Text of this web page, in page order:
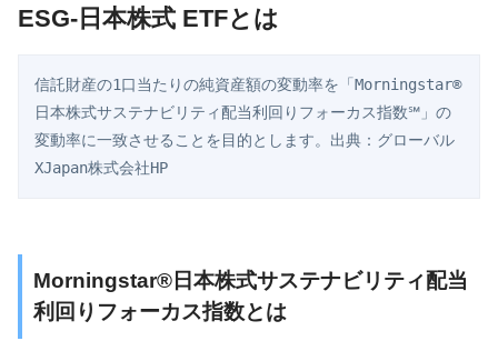
ESG-日本株式 ETFとは
信託財産の1口当たりの純資産額の変動率を「Morningstar®
日本株式サステナビリティ配当利回りフォーカス指数℠」の
変動率に一致させることを目的とします。出典：グローバル
XJapan株式会社HP
Morningstar®日本株式サステナビリティ配当
利回りフォーカス指数とは